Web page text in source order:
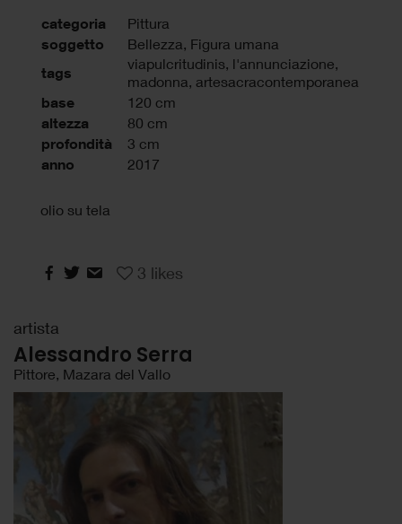
categoria Pittura
soggetto Bellezza, Figura umana
tags
viapulcritudinis, l'annunciazione,
madonna, artesacracontemporanea
base 120 cm
altezza 80 cm
profondità 3 cm
anno 2017
olio su tela
3 likes
artista
Alessandro Serra
Pittore, Mazara del Vallo